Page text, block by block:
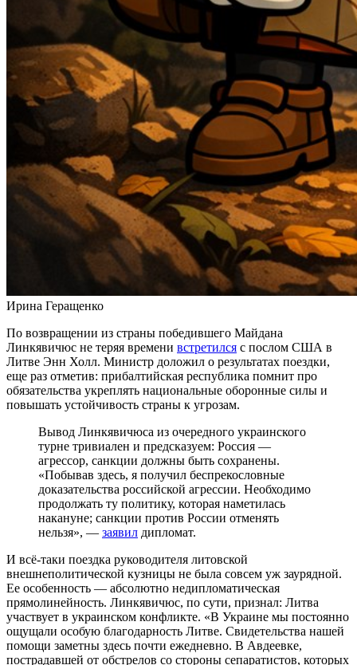
Ирина Геращенко
По возвращении из страны победившего Майдана
Линкявичюс не теряя времени встретился с послом США в
Литве Энн Холл. Министр доложил о результатах поездки,
еще раз отметив: прибалтийская республика помнит про
обязательства укреплять национальные оборонные силы и
повышать устойчивость страны к угрозам.
Вывод Линкявичюса из очередного украинского
турне тривиален и предсказуем: Россия —
агрессор, санкции должны быть сохранены.
«Побывав здесь, я получил беспрекословные
доказательства российской агрессии. Необходимо
продолжать ту политику, которая наметилась
накануне; санкции против России отменять
нельзя», — заявил дипломат.
И всё-таки поездка руководителя литовской
внешнеполитической кузницы не была совсем уж заурядной.
Ее особенность — абсолютно недипломатическая
прямолинейность. Линкявичюс, по сути, признал: Литва
участвует в украинском конфликте. «В Украине мы постоянно
ощущали особую благодарность Литве. Свидетельства нашей
помощи заметны здесь почти ежедневно. В Авдеевке,
пострадавшей от обстрелов со стороны сепаратистов, которых